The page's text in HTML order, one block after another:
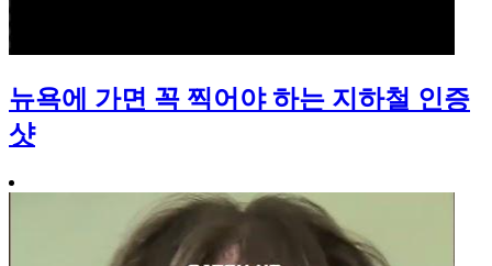
뉴욕에 가면 꼭 찍어야 하는 지하철 인증
샷